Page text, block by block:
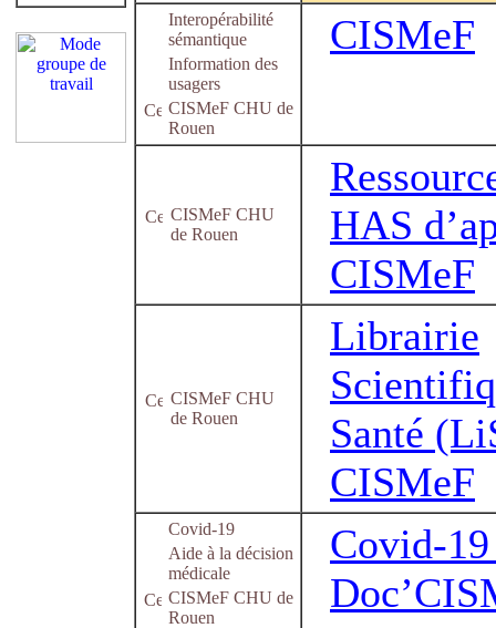
Interopérabilité
sémantique
Information des
usagers
CISMeF CHU de
Rouen
CISMeF
CISMeF CHU
de Rouen
HAS
CISMeF
CISMeF CHU
de Rouen
Librairie
Santé
CISMeF
Covid-19
Aide à la décision
médicale
CISMeF CHU de
Rouen
Covid-